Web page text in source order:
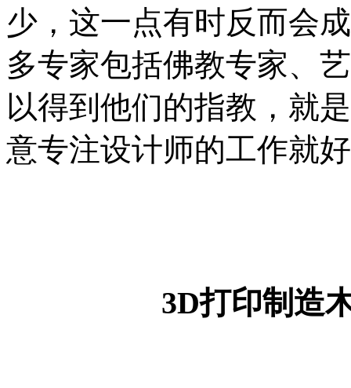
少，这一点有时反而会
多专家包括佛教专家、
以得到他们的指教，就
意专注设计师的工作就
3D打印制造